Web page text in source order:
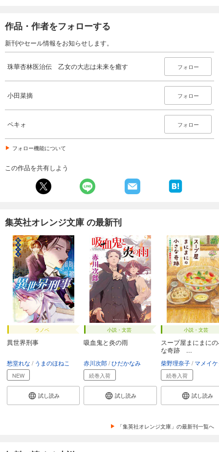
作品・作者をフォローする
新刊やセール情報をお知らせします。
珠華杏林医治伝 乙女の大志は未来を癒す フォロー
小田菜摘 フォロー
ペキォ フォロー
フォロー機能について
この作品を共有しよう
集英社オレンジ文庫 の最新刊
ラノベ
異世界刑事
愁堂れな うまのほねこ
NEW
試し読み
小説・文芸
吸血鬼と炎の雨
赤川次郎 ひだかなみ
続巻入荷
試し読み
小説・文芸
スープ屋まにまに
な奇跡 ...
柴野理奈子 マメイ
続巻入荷
試し読み
「集英社オレンジ文庫」の最新刊一覧へ